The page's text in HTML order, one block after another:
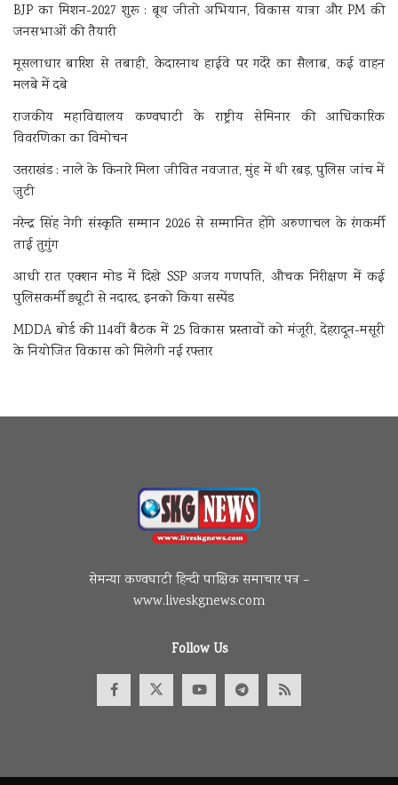
BJP का मिशन-2027 शुरू : बूथ जीतो अभियान, विकास यात्रा और PM की
जनसभाओं की तैयारी
मूसलाधार बारिश से तबाही, केदारनाथ हाईवे पर गदेरे का सैलाब, कई वाहन
मलबे में दबे
राजकीय महाविद्यालय कण्वघाटी के राष्ट्रीय सेमिनार की आधिकारिक
विवरणिका का विमोचन
उत्तराखंड : नाले के किनारे मिला जीवित नवजात, मुंह में थी रबड़, पुलिस जांच में
जुटी
नरेन्द्र सिंह नेगी संस्कृति सम्मान 2026 से सम्मानित होंगे अरुणाचल के रंगकर्मी
ताई तुगुंग
आधी रात एक्शन मोड में दिखे SSP अजय गणपति, औचक निरीक्षण में कई
पुलिसकर्मी ड्यूटी से नदारद, इनको किया सस्पेंड
MDDA बोर्ड की 114वीं बैठक में 25 विकास प्रस्तावों को मंजूरी, देहरादून-मसूरी
के नियोजित विकास को मिलेगी नई रफ्तार
सेमन्या कण्वघाटी हिन्दी पाक्षिक समाचार पत्र –
www.liveskgnews.com
Follow Us